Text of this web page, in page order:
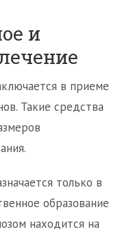
и
в приеме
Такие средства
только в
образование
находится на